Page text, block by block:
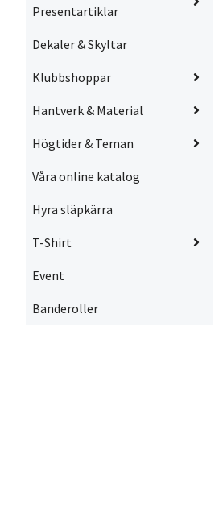
Presentartiklar
Dekaler & Skyltar
Klubbshoppar
Hantverk & Material
Högtider & Teman
Våra online katalog
Hyra släpkärra
T-Shirt
Event
Banderoller